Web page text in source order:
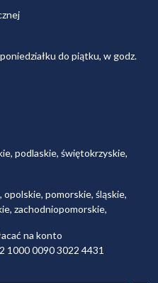
do piątku, w godz.
podlaskie, świętokrzyskie,
pomorskie, śląskie,
zachodniopomorskie,
na konto
1000 0090 3022 4431